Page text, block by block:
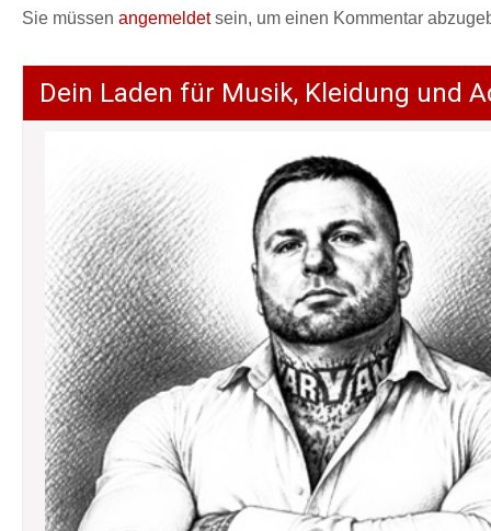
Sie müssen angemeldetsein, um einen Kommentar
Dein Laden für Musik, Kleidung und